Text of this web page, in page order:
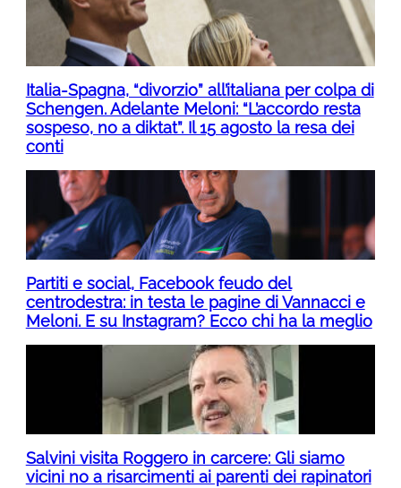
Italia-Spagna, “divorzio” all’italiana per colpa di
Schengen. Adelante Meloni: “L’accordo resta
sospeso, no a diktat”. Il 15 agosto la resa dei
conti
Partiti e social, Facebook feudo del
centrodestra: in testa le pagine di Vannacci e
Meloni. E su Instagram? Ecco chi ha la meglio
Salvini visita Roggero in carcere: Gli siamo
vicini no a risarcimenti ai parenti dei rapinatori